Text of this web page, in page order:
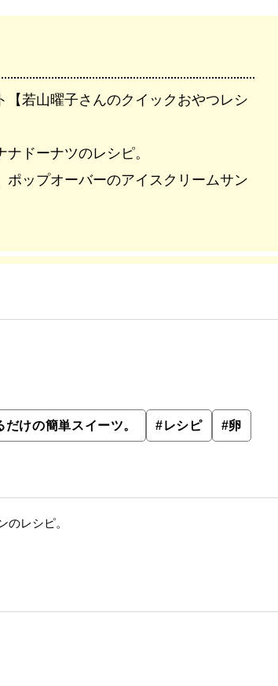
若山曜子さんのクイックおやつレシ
ドーナツのレシピ。
ップオーバーのアイスクリームサン
けの簡単スイーツ。 #レシピ #卵
レシピ。